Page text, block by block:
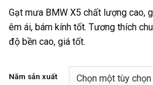
Gạt mưa BMW X5 chất lượng cao,
êm ái, bám kính tốt. Tương thích
độ bền cao, giá tốt.
Năm sản xuất